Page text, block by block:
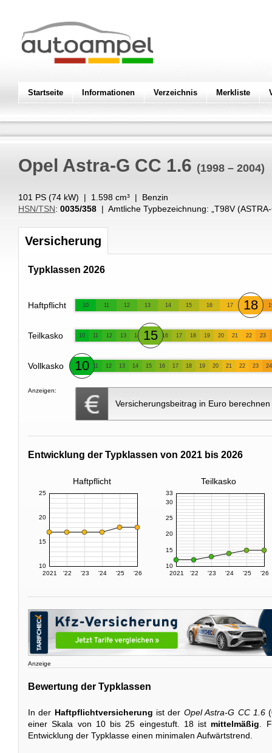
Startseite Informationen Verzeichnis Merkliste
Opel Astra-G CC 1.6 (1998 – 2004)
101 PS (74 kW) | 1.598 cm³ | Benzin
HSN/TSN: 0035/358 | Amtliche Typbezeichnung: „ T98V
Versicherung
Typklassen 2026
Haftpflicht 10 11 12 13 14 15 16 17 18
Teilkasko 10 11 12 13 14 15 16 17 18 19 20 21 22 23
Vollkasko 10 11 12 13 14 15 16 17 18 19 20 21 22 23 24
Anzeigen:
Versicherungsbeitrag in Euro berechnen
Entwicklung der Typklassen von 2021 bis 2026
Haftpflicht Teilkasko
2021 '22 '23 '24 '25 '26
10
15
20
25
2021 '22 '23 '24 '25 '26
10
15
20
25
30
33
Anzeige
Bewertung der Typklassen
In der Haftpflichtversicherung ist der Opel Astra-G CC 1.6
einer Skala von 10 bis 25 eingestuft. 18 ist mittelmäßig .
Entwicklung der Typklasse einen minimalen Aufwärtstrend.